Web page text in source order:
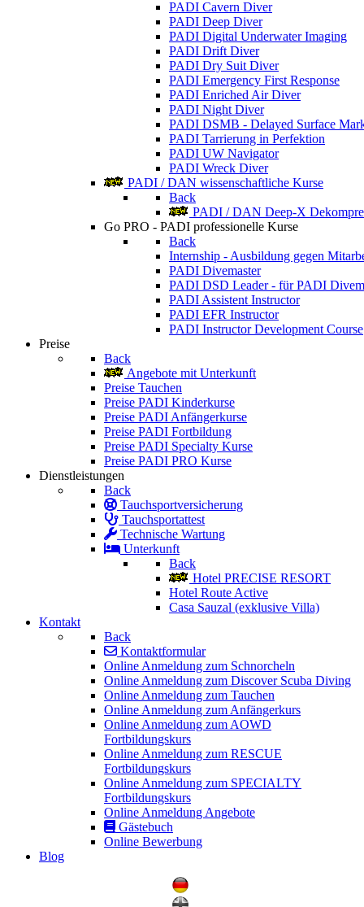
PADI Cavern Diver
PADI Deep Diver
PADI Digital Underwater Imaging
PADI Drift Diver
PADI Dry Suit Diver
PADI Emergency First Response
PADI Enriched Air Diver
PADI Night Diver
PADI DSMB - Delayed Surface
PADI Tarrierung in Perfektion
PADI UW Navigator
PADI Wreck Diver
PADI / DAN wissenschaftliche Kurse
Back
PADI / DAN Deep-X
Go PRO - PADI professionelle Kurse
Back
Internship - Ausbildung gegen
PADI Divemaster
PADI DSD Leader - für PADI
PADI Assistent Instructor
PADI EFR Instructor
PADI Instructor Development Course
Preise
Back
Angebote mit Unterkunft
Preise Tauchen
Preise PADI Kinderkurse
Preise PADI Anfängerkurse
Preise PADI Fortbildung
Preise PADI Specialty Kurse
Preise PADI PRO Kurse
Dienstleistungen
Back
Tauchsportversicherung
Tauchsportattest
Technische Wartung
Unterkunft
Back
Hotel PRECISE RESORT
Hotel Route Active
Casa Sauzal (exklusive Villa)
Kontakt
Back
Kontaktformular
Online Anmeldung zum Schnorcheln
Online Anmeldung zum Discover Scuba Diving
Online Anmeldung zum Tauchen
Online Anmeldung zum Anfängerkurs
Online Anmeldung zum AOWD
Fortbildungskurs
Online Anmeldung zum RESCUE
Fortbildungskurs
Online Anmeldung zum SPECIALTY
Fortbildungskurs
Online Anmeldung Angebote
Gästebuch
Online Bewerbung
Blog